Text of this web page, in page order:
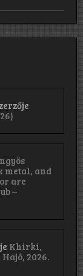
metal, and
are
–
Khirki,
2026.